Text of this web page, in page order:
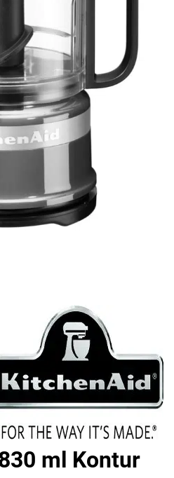
ml Kontur